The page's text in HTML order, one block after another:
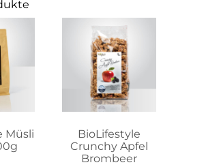
Müsli
BioLifestyle
Crunchy Apfel
Brombeer
Produkt
weist
mehrere
Varianten
Optionen
der
Produktseite